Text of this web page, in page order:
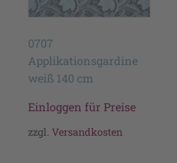
0707
Applikationsgardine
weiß 140 cm
Einloggen für Preise
zzgl.Versandkosten